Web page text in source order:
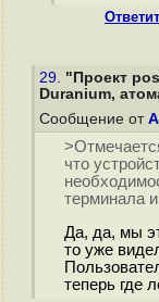
29. "Проект
Duranium,
Сообщение от
что
терминала
Да, да, мы
то уже
теперь где